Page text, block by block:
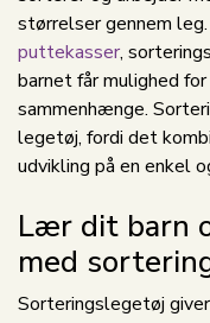
størrelser gennem
puttekasser,
barnet får mulighed
sammenhænge.
legetøj, fordi det
udvikling på en enkel
Lær dit barn
med
Sorteringslegetøj